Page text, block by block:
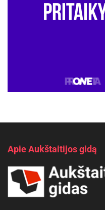
Apie Aukštaitijos gidą